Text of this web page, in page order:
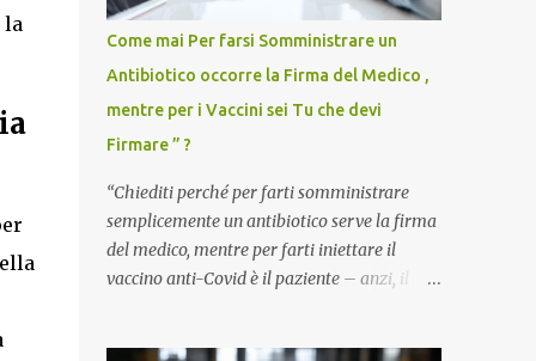
la
Come mai Per farsi Somministrare un
Antibiotico occorre la Firma del Medico ,
mentre per i Vaccini sei Tu che devi
Firmare ” ?
“Chiediti perché per farti somministrare
semplicemente un antibiotico serve la firma
del medico, mentre per farti iniettare il
vaccino anti-Covid è il paziente – anzi, il